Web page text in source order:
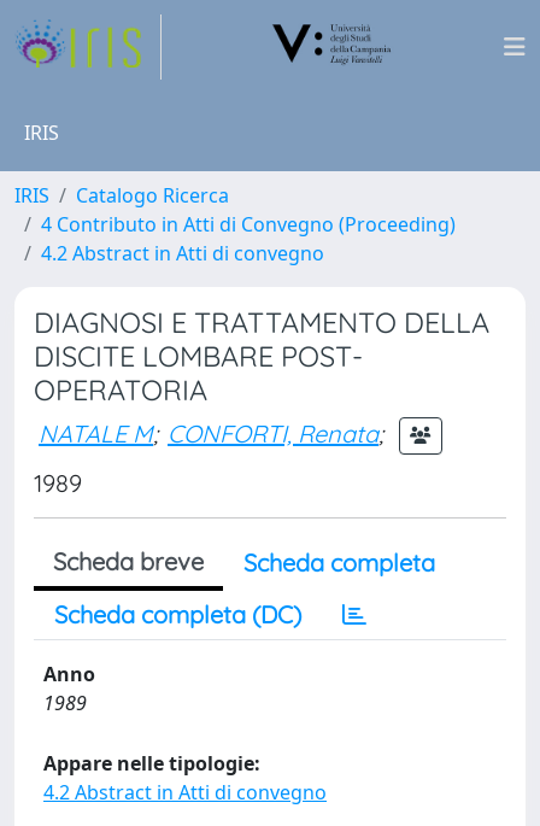
IRIS
IRIS
Catalogo Ricerca
4 Contributo in Atti di Convegno (Proceeding)
4.2 Abstract in Atti di convegno
DIAGNOSI E TRATTAMENTO DELLA
DISCITE LOMBARE POST-
OPERATORIA
NATALE M; CONFORTI, Renata;
1989
Scheda breve
Scheda completa
Scheda completa (DC)
Anno
1989
Appare nelle tipologie:
4.2 Abstract in Atti di convegno